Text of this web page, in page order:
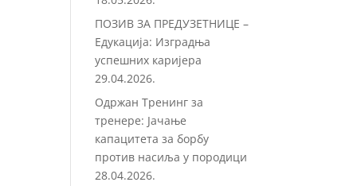
ПОЗИВ ЗА ПРЕДУЗЕТНИЦЕ –
Eдукација: Изградња
успешних каријера
29.04.2026.
Одржан Тренинг за
тренере: Јачање
капацитета за борбу
против насиља у породици
28.04.2026.